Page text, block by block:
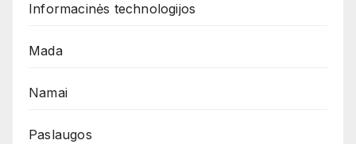
Informacinės technologijos
Mada
Namai
Paslaugos